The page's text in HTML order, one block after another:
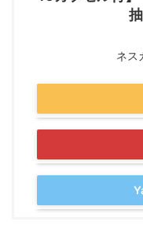
ネス